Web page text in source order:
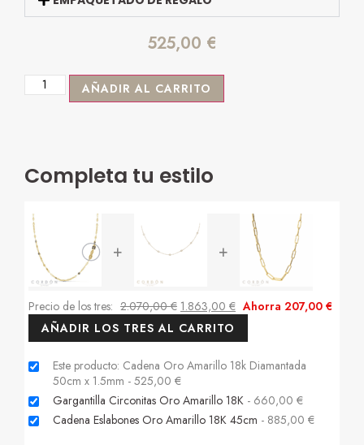
525,00 €
AÑADIR AL CARRITO
Completa tu estilo
+ +
Precio de los tres: 2.070,00€ 1.863,00 € Ahorra 207,00 €
AÑADIR LOS TRES AL CARRITO
Este producto: Cadena Oro Amarillo 18k Diamantada
50cm x 1.5mm - 525,00 €
Gargantilla Circonitas Oro Amarillo 18K - 660,00 €
Cadena Eslabones Oro Amarillo 18K 45cm - 885,00 €